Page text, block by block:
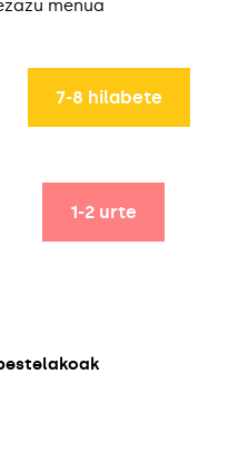
menua
7-8 hilabete
1-2 urte